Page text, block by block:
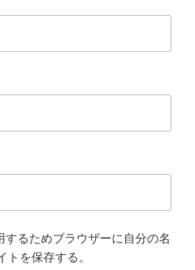
するためブラウザーに自分の名
を保存する。